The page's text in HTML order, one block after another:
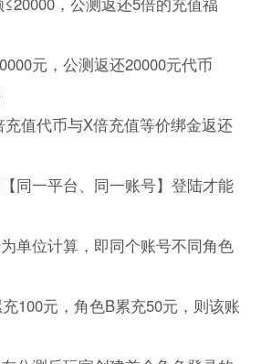
元，公测返还20000元代币
值代币与X倍充值等价绑金返还
同一平台、同一账号】登陆才能
单位计算，即同个账号不同角色
100元，角色B累充50元，则该账